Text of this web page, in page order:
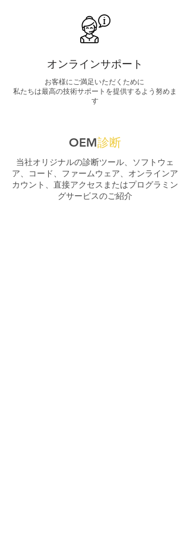
オンラインサポート
お客様にご満足いただくために
私たちは最高の技術サポートを提供するよう努めま
す
OEM診断
当社オリジナルの診断ツール、ソフトウェ
ア、コード、ファームウェア、オンラインア
カウント、直接アクセスまたはプログラミン
グサービスのご紹介